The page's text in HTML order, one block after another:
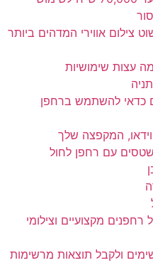
עצות שימושיות
כדאי להשתמש ברחפן
וידאו, המקפצה שלך
עם רחפן לחול
רחפנים מקצועיים וצילומי
ולקבל תוצאות מרשימות